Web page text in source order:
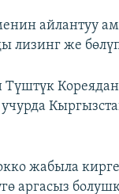
айлантуу
лизинг же
учурда
жабыла
аргасыз